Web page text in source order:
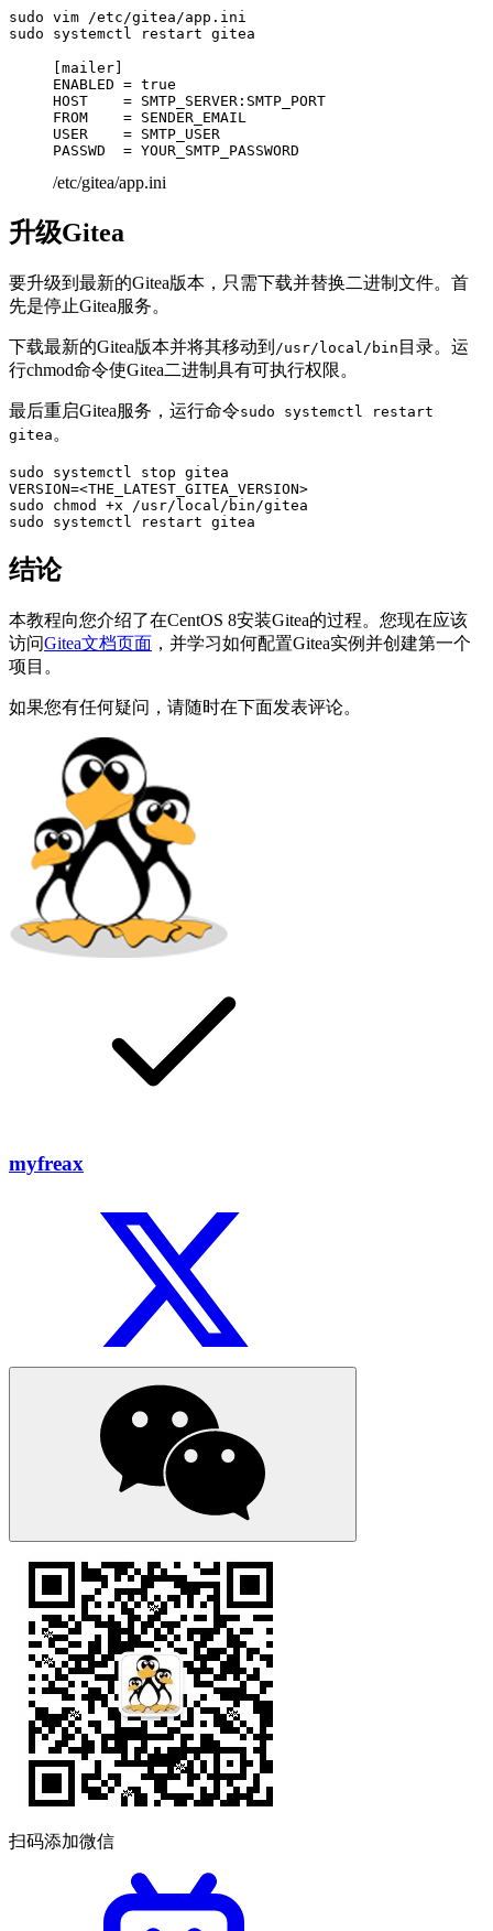
sudo vim /etc/gitea/app.ini
sudo systemctl restart gitea
[mailer]
ENABLED = true
HOST    = SMTP_SERVER:SMTP_PORT
FROM    = SENDER_EMAIL
USER    = SMTP_USER
/etc/gitea/app.ini
升级Gitea
要升级到最新的Gitea版本，只需下载并替换二进制文件。首
先是停止Gitea服务。
下载最新的Gitea版本并将其移动到 /usr/local/bin 目录。运
行chmod命令使Gitea二进制具有可执行权限。
最后重启Gitea服务，运行命令sudo systemctl restart
gitea 。
sudo systemctl stop gitea
VERSION=<THE_LATEST_GITEA_VERSION>
sudo chmod +x /usr/local/bin/gitea
sudo systemctl restart gitea
结论
本教程向您介绍了在CentOS 8安装Gitea的过程。您现在应该
访问Gitea文档页面 ，并学习如何配置Gitea实例并创建第一个
项目。
如果您有任何疑问，请随时在下面发表评论。
myfreax
扫码添加微信